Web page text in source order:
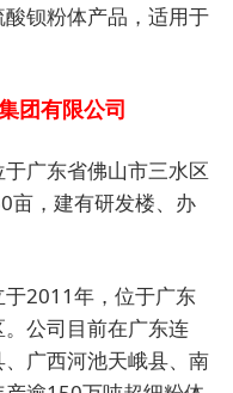
钡粉体产品，适用于
团有限公司
广东省佛山市三水区
亩，建有研发楼、办
2011年，位于广东
公司目前在广东连
广西河池天峨县、南